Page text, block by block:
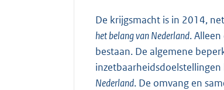
De krijgsmacht is in 2014,
het belang van Nederland.
bestaan. De algemene
Nederland. De omvang en